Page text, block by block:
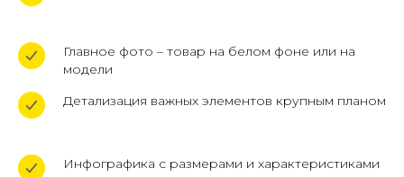
Главное фото – товар на белом фоне или на
модели
Детализация важных элементов крупным планом
Инфографика с размерами и характеристиками